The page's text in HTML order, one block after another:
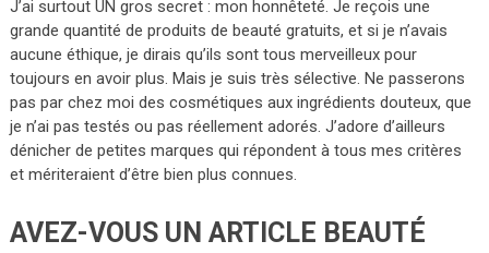
J’ai surtout UN gros secret : mon honnêteté. Je reçois une
grande quantité de produits de beauté gratuits, et si je n’avais
aucune éthique, je dirais qu’ils sont tous merveilleux pour
toujours en avoir plus. Mais je suis très sélective. Ne passerons
pas par chez moi des cosmétiques aux ingrédients douteux, que
je n’ai pas testés ou pas réellement adorés. J’adore d’ailleurs
dénicher de petites marques qui répondent à tous mes critères
et mériteraient d’être bien plus connues.
AVEZ-VOUS UN ARTICLE BEAUTÉ